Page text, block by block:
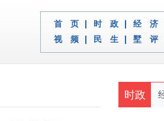
首 页 时 政 经 济
视 频
民 生 墅 评
时政